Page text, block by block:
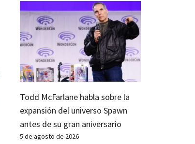
Todd McFarlane habla sobre la
expansión del universo Spawn
antes de su gran aniversario
5 de agosto de 2026